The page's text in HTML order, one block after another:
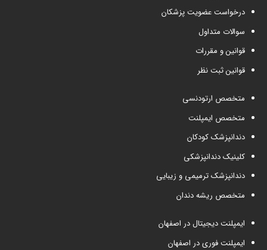
درخواست عضویت پزشکان
سوالات متداول
قوانین و مقررات
قوانین ثبت نظر
متخصص ارتودنسی
متخصص ایمپلنت
دندانپزشک کودکان
کلینیک دندانپزشکی
دندانپزشک ترمیمی و زیبایی
متخصص ریشه دندان
ایمپلنت دیجیتال در اصفهان
ایمپلنت فوری در اصفهان